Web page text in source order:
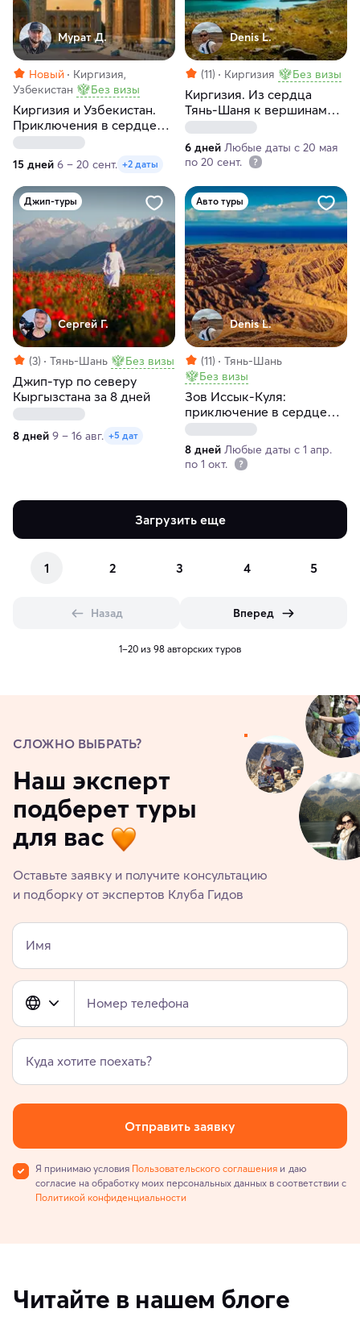
Мурат Д.
Новый
Киргизия,
Узбекистан
Без визы
Киргизия и Узбекистан.
Приключения в сердце
Центральной Азии
15 дней 6 – 20 сент. +2 даты
Denis L.
(11) Киргизия Без визы
Киргизия. Из сердца
Тянь-Шаня к вершинам
Арабеля
6 дней Любые даты с 20 мая
по 20 сент.
Джип-туры
Сергей Г.
(3) Тянь-Шань Без визы
Джип-тур по северу
Кыргызстана за 8 дней
8 дней 9 – 16 авг. +5 дат
Авто туры
Denis L.
(11)
Тянь-Шань
Без визы
Зов Иссык-Куля:
приключение в сердце
Кыргызстана
8 дней Любые даты с 1 апр.
по 1 окт.
Загрузить еще
1 2 3 4 5
Назад Вперед
1–20 из 98 авторских туров
СЛОЖНО ВЫБРАТЬ?
Наш эксперт
подберет туры
для вас
Оставьте заявку и получите консультацию
и подборку от экспертов Клуба Гидов
Имя
Номер телефона
Куда хотите поехать?
Отправить заявку
Я принимаю условия Пользовательского соглашения и даю
согласие на обработку моих персональных данных в соответствии с
Политикой конфиденциальности
Читайте в нашем блоге